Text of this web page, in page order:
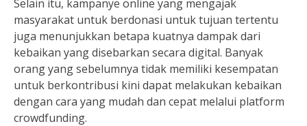
Selain itu, kampanye online yang mengajak
masyarakat untuk berdonasi untuk tujuan tertentu
juga menunjukkan betapa kuatnya dampak dari
kebaikan yang disebarkan secara digital. Banyak
orang yang sebelumnya tidak memiliki kesempatan
untuk berkontribusi kini dapat melakukan kebaikan
dengan cara yang mudah dan cepat melalui platform
crowdfunding.